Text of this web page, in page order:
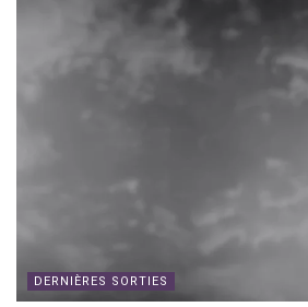
DERNIÈRES SORTIES